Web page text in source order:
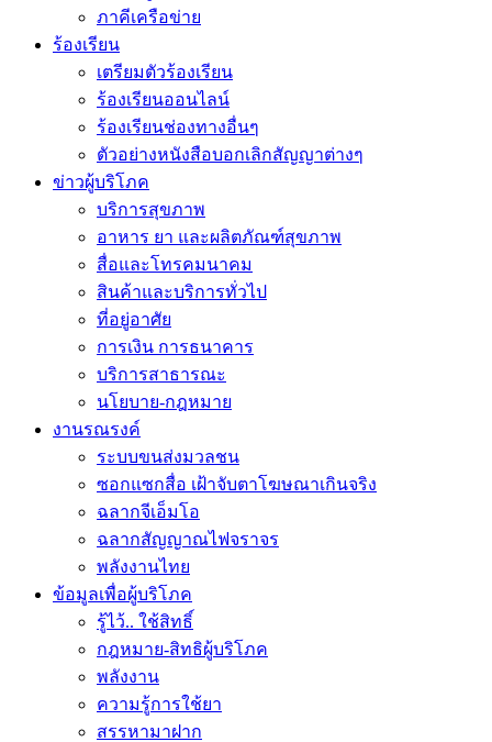
ภาคีเครือข่าย
ร้องเรียน
เตรียมตัวร้องเรียน
ร้องเรียนออนไลน์
ร้องเรียนช่องทางอื่นๆ
ตัวอย่างหนังสือบอกเลิกสัญญาต่างๆ
ข่าวผู้บริโภค
บริการสุขภาพ
อาหาร ยา และผลิตภัณฑ์สุขภาพ
สื่อและโทรคมนาคม
สินค้าและบริการทั่วไป
ที่อยู่อาศัย
การเงิน การธนาคาร
บริการสาธารณะ
นโยบาย-กฎหมาย
งานรณรงค์
ระบบขนส่งมวลชน
ซอกแซกสื่อ เฝ้าจับตาโฆษณาเกินจริง
ฉลากจีเอ็มโอ
ฉลากสัญญาณไฟจราจร
พลังงานไทย
ข้อมูลเพื่อผู้บริโภค
รู้ไว้.. ใช้สิทธิ์
กฎหมาย-สิทธิผู้บริโภค
พลังงาน
ความรู้การใช้ยา
สรรหามาฝาก